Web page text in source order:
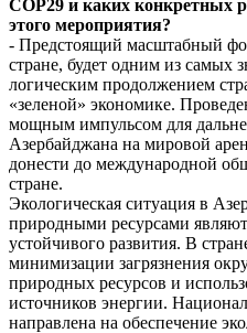
COP29 и каких конкретных
этого мероприятия?
- Предстоящий масштабный
стране, будет одним из самых
логическим продолжением
«зеленой» экономике.
мощным импульсом для
Азербайджана на мировой
донести до международной
стране.
Экологическая ситуация в
природными ресурсами
устойчивого развития. В
минимизации загрязнения
природных ресурсов и
источников энергии.
направлена на обеспечение